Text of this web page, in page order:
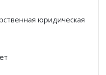
юридическая